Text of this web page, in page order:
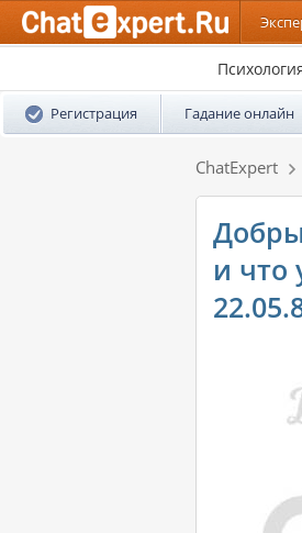
Регистрация Гадание онлайн
ChatExpert
и что